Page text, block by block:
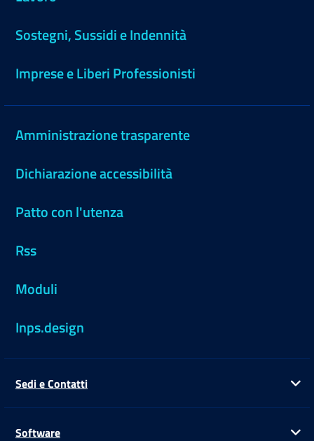
Sostegni, Sussidi e Indennità
Imprese e Liberi Professionisti
Amministrazione trasparente
Dichiarazione accessibilità
Patto con l'utenza
Rss
Moduli
Inps.design
Sedi e Contatti
Software